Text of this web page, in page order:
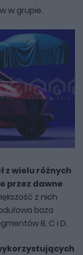
w grupie.
z wielu różnych
przez dawne
z nich
baza
B, C i D.